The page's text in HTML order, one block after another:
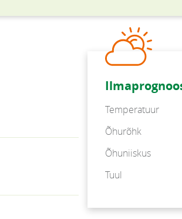
Temperatuur
Õhurõhk
Õhuniiskus
Tuul